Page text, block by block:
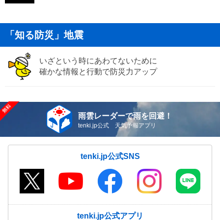
「知る防災」地震
いざという時にあわてないために
確かな情報と行動で防災力アップ
雨雲レーダーで雨を回避！
tenki.jp公式 天気予報アプリ
tenki.jp公式SNS
tenki.jp公式アプリ